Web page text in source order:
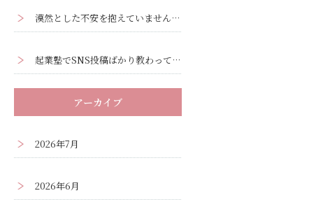
漠然とした不安を抱えていませんか？ー漠然とした不安の正体と解消法
起業塾でSNS投稿ばかり教わって疲弊していませんか？集客の本質はそこではありません
アーカイブ
2026年7月
2026年6月